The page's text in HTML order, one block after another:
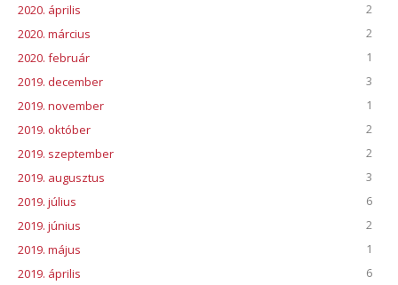
2020. április
2
2020. március
2
2020. február
1
2019. december
3
2019. november
1
2019. október
2
2019. szeptember
2
2019. augusztus
3
2019. július
6
2019. június
2
2019. május
1
2019. április
6